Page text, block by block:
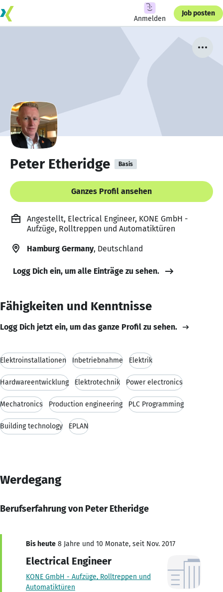
Anmelden
Job posten
Peter Etheridge Basis
Ganzes Profil ansehen
Angestellt, Electrical Engineer, KONE GmbH -
Aufzüge, Rolltreppen und Automatiktüren
Hamburg Germany, Deutschland
Logg Dich ein, um alle Einträge zu sehen.
Fähigkeiten und Kenntnisse
Logg Dich jetzt ein, um das ganze Profil zu sehen.
Elektroinstallationen Inbetriebnahme Elektrik
Hardwareentwicklung Elektrotechnik Power electronics
Mechatronics Production engineering PLC Programming
Building technology EPLAN
Werdegang
Berufserfahrung von Peter Etheridge
Bis heute 8 Jahre und 10 Monate, seit Nov. 2017
Electrical Engineer
KONE GmbH - Aufzüge, Rolltreppen und
Automatiktüren